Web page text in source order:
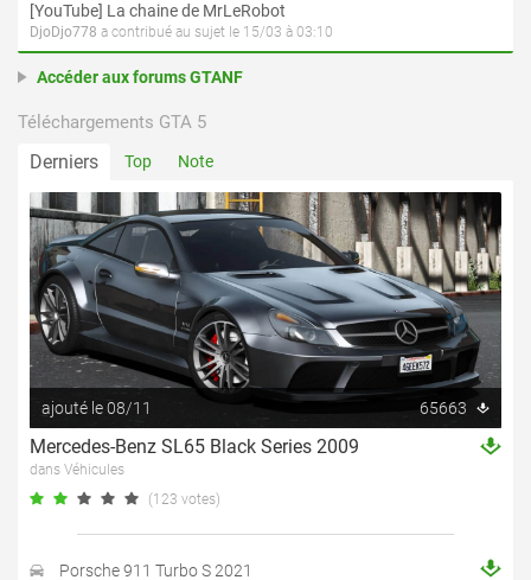
[YouTube] La chaine de MrLeRobot
DjoDjo778 a contribué au sujet le 15/03 à 03:10
Accéder aux forums GTANF
Téléchargements GTA 5
Derniers Top Note
ajouté le 08/11 65663
Mercedes-Benz SL65 Black Series 2009
dans Véhicules
(123 votes)
Porsche 911 Turbo S 2021